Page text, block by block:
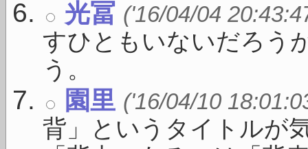
光冨 ('16/04/04
すひともいないだろう
う。
園里 ('16/04/10
背」というタイトルが